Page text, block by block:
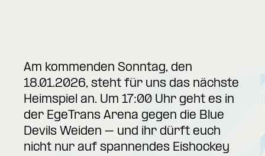
Am kommenden Sonntag, den
18.01.2026, steht für uns das nächste
Heimspiel an. Um 17:00 Uhr geht es in
der EgeTrans Arena gegen die Blue
Devils Weiden – und ihr dürft euch
nicht nur auf spannendes Eishockey